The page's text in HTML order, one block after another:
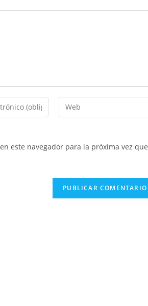
este navegador para la próxima vez que